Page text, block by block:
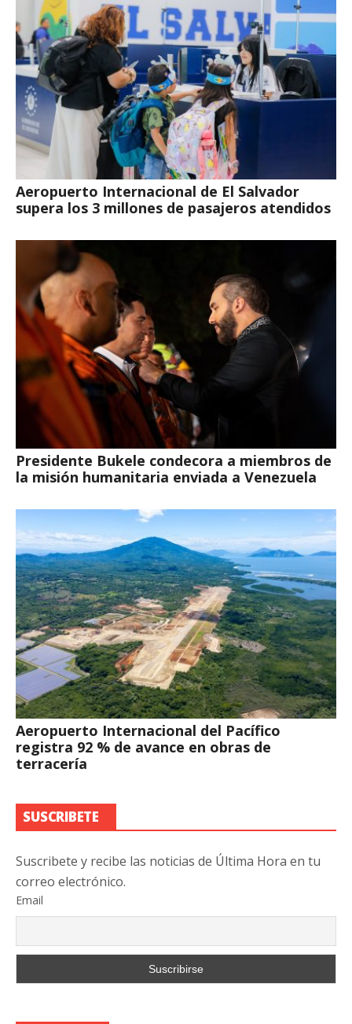
Aeropuerto Internacional de El Salvador
supera los 3 millones de pasajeros atendidos
Presidente Bukele condecora a miembros de
la misión humanitaria enviada a Venezuela
Aeropuerto Internacional del Pacífico
registra 92 % de avance en obras de
terracería
SUSCRIBETE
Suscribete y recibe las noticias de Última Hora en tu
correo electrónico.
Email